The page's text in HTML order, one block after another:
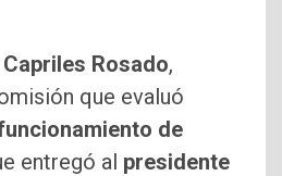
Rosado,
que evaluó
de
entregó al presidente